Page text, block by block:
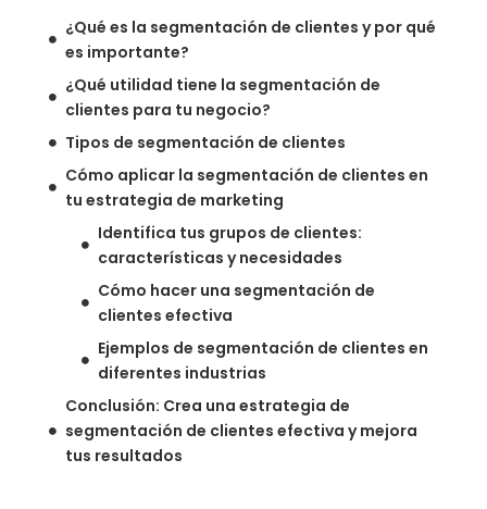
¿Qué es la segmentación de clientes y por qué
es importante?
¿Qué utilidad tiene la segmentación de
clientes para tu negocio?
Tipos de segmentación de clientes
Cómo aplicar la segmentación de clientes en
tu estrategia de marketing
Identifica tus grupos de clientes:
características y necesidades
Cómo hacer una segmentación de
clientes efectiva
Ejemplos de segmentación de clientes en
diferentes industrias
Conclusión: Crea una estrategia de
segmentación de clientes efectiva y mejora
tus resultados